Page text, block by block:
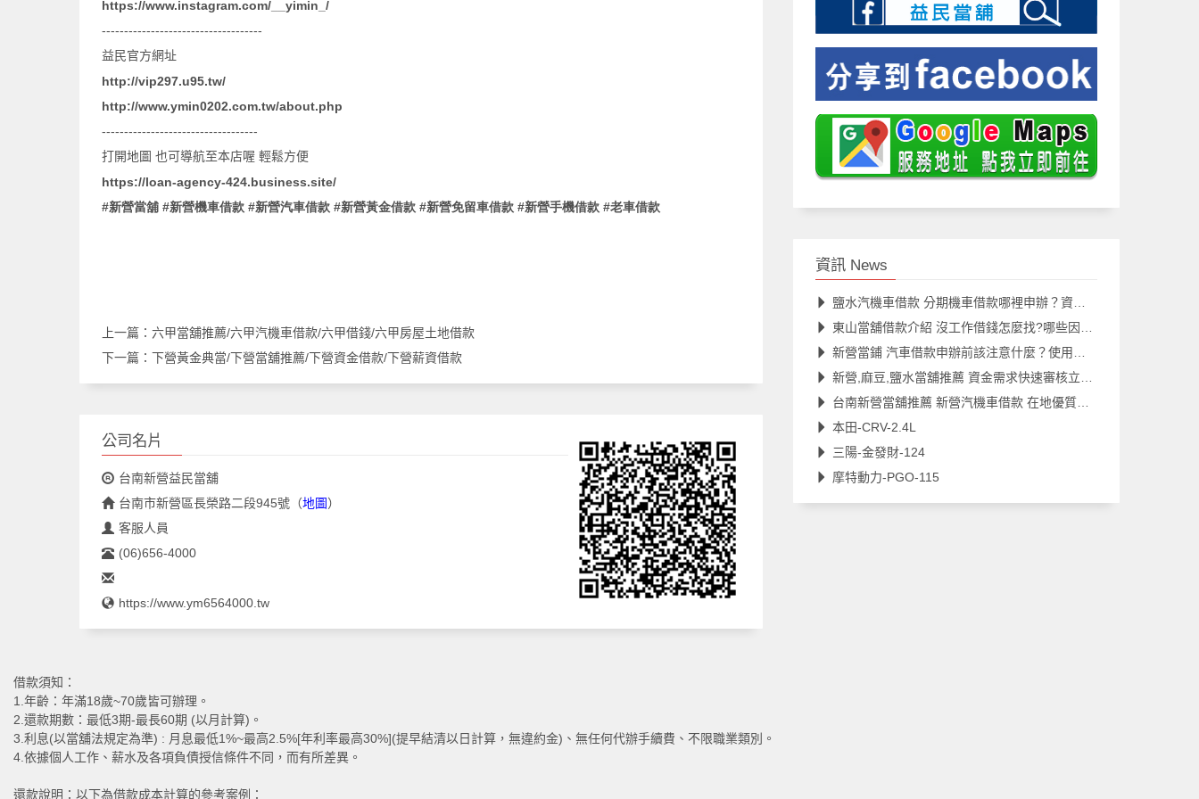
https://www.instagram.com/__yimin_/
------------------------------------
益民官方網址
http://vip297.u95.tw/
http://www.ymin0202.com.tw/about.php
-----------------------------------
打開地圖 也可導航至本店喔 輕鬆方便
https://loan-agency-424.business.site/
#新營當舖 #新營機車借款 #新營汽車借款 #新營黃金借款 #新營免留車借款 #新營手機借款 #老車借款
上一篇： 六甲當舖推薦/六甲汽機車借款/六甲借錢/六甲房屋土地借款
下一篇： 下營黃金典當/下營當舖推薦/下營資金借款/下營薪資借款
公司名片
台南新營益民當舖
台南市新營區長榮路二段945號 （地圖）
客服人員
(06)656-4000
https://www.ym6564000.tw
資訊 News
鹽水汽機車借款 分期機車借款哪裡申辦？資金借款益民真便利
東山當舖借款介紹 沒工作借錢怎麼找?哪些因素會影響汽機車借款額度？
新營當鋪 汽車借款申辦前該注意什麼？使用汽車借款別忽略五大重點
新營,麻豆,鹽水當舖推薦 資金需求快速審核立即放款
台南新營當舖推薦 新營汽機車借款 在地優質店家
本田-CRV-2.4L
三陽-金發財-124
摩特動力-PGO-115
借款須知：
1.年齡：年滿18歲~70歲皆可辦理。
2.還款期數：最低3期-最長60期 (以月計算)。
3.利息(以當舖法規定為準) : 月息最低1%~最高2.5%[年利率最高30%](提早結清以日計算，無違約金)、無任何代辦手續費、不限職業類別。
4.依據個人工作、薪水及各項負債授信條件不同，而有所差異。
還款說明：以下為借款成本計算的參考案例：